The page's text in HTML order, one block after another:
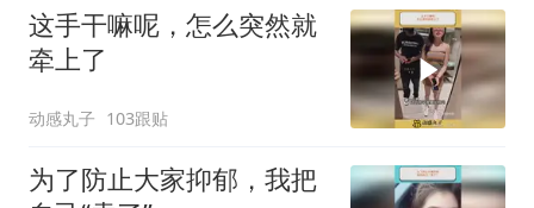
这手干嘛呢，怎么突然就
牵上了
动感丸子 103跟贴
为了防止大家抑郁，我把